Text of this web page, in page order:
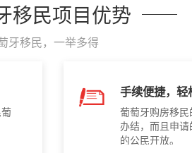
移民项目优势
牙移民，一举多得
手续便捷，轻
葡萄牙购房移
办结，而且申
的公民开放。